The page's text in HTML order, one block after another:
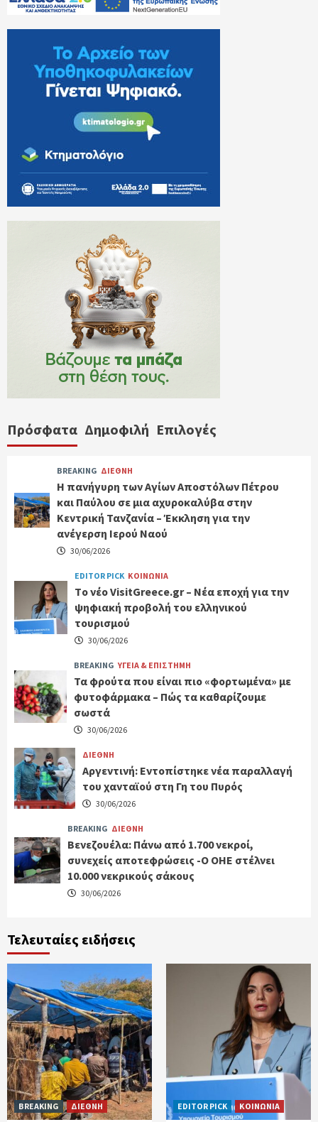
Πρόσφατα Δημοφιλή Επιλογές
BREAKING ΔΙΕΘΝΗ
Η πανήγυρη των Αγίων Αποστόλων Πέτρου
και Παύλου σε μια αχυροκαλύβα στην
Κεντρική Τανζανία – Έκκληση για την
ανέγερση Ιερού Ναού
30/06/2026
EDITOR PICK ΚΟΙΝΩΝΙΑ
Tο νέο VisitGreece.gr – Νέα εποχή για την
ψηφιακή προβολή του ελληνικού
τουρισμού
30/06/2026
BREAKING ΥΓΕΙΑ & ΕΠΙΣΤΗΜΗ
Τα φρούτα που είναι πιο «φορτωμένα» με
φυτοφάρμακα – Πώς τα καθαρίζουμε
σωστά
30/06/2026
ΔΙΕΘΝΗ
Αργεντινή: Εντοπίστηκε νέα παραλλαγή
του χανταϊού στη Γη του Πυρός
30/06/2026
BREAKING ΔΙΕΘΝΗ
Βενεζουέλα: Πάνω από 1.700 νεκροί,
συνεχείς αποτεφρώσεις -Ο ΟΗΕ στέλνει
10.000 νεκρικούς σάκους
30/06/2026
Τελευταίες ειδήσεις
BREAKING ΔΙΕΘΝΗ EDITOR PICK ΚΟΙΝΩΝΙΑ